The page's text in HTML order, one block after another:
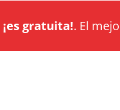
¡es gratuita!. El